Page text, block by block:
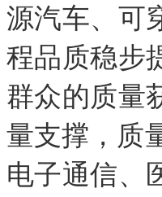
源汽车、可
程品质稳步
群众的质量
量支撑，质
电子通信、